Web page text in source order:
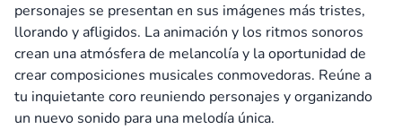
personajes se presentan en sus imágenes más tristes,
llorando y afligidos. La animación y los ritmos sonoros
crean una atmósfera de melancolía y la oportunidad de
crear composiciones musicales conmovedoras. Reúne a
tu inquietante coro reuniendo personajes y organizando
un nuevo sonido para una melodía única.